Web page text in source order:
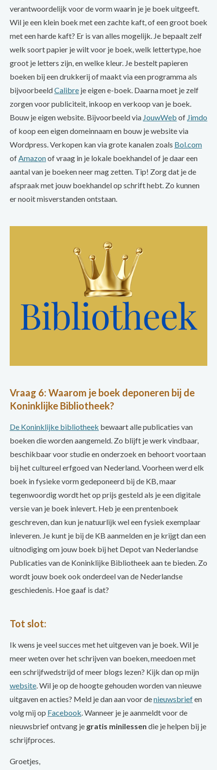
verantwoordelijk voor de vorm waarin je je boek uitgeeft.
Wil je een klein boek met een zachte kaft, of een groot boek
met een harde kaft? Er is van alles mogelijk. Je bepaalt zelf
welk soort papier je wilt voor je boek, welk lettertype, hoe
groot je letters zijn, en welke kleur. Je bestelt papieren
boeken bij een drukkerij of maakt via een programma als
bijvoorbeeldCalibre je eigen e-boek. Daarna moet je zelf
zorgen voor publiciteit, inkoop en verkoop van je boek.
Bouw je eigen website. Bijvoorbeeld via JouwWeb of Jimdo
of koop een eigen domeinnaam en bouw je website via
Wordpress. Verkopen kan via grote kanalen zoals Bol.com
of Amazonof vraag in je lokale boekhandel of je daar een
aantal van je boeken neer mag zetten. Tip! Zorg dat je de
afspraak met jouw boekhandel op schrift hebt. Zo kunnen
er nooit misverstanden ontstaan.
Vraag 6: Waarom je boek deponeren bij de
Koninklijke Bibliotheek?
De Koninklijke bibliotheek bewaart alle publicaties van
boeken die worden aangemeld. Zo blijft je werk vindbaar,
beschikbaar voor studie en onderzoek en behoort voortaan
bij het cultureel erfgoed van Nederland. Voorheen werd elk
boek in fysieke vorm gedeponeerd bij de KB, maar
tegenwoordig wordt het op prijs gesteld als je een digitale
versie van je boek inlevert. Heb je een prentenboek
geschreven, dan kun je natuurlijk wel een fysiek exemplaar
inleveren. Je kunt je bij de KB aanmelden en je krijgt dan een
uitnodiging om jouw boek bij het Depot van Nederlandse
Publicaties van de Koninklijke Bibliotheek aan te bieden. Zo
wordt jouw boek ook onderdeel van de Nederlandse
geschiedenis. Hoe gaaf is dat?
Tot slot:
Ik wens je veel succes met het uitgeven van je boek. Wil je
meer weten over het schrijven van boeken, meedoen met
een schrijfwedstrijd of meer blogs lezen? Kijk dan op mijn
website. Wil je op de hoogte gehouden worden van nieuwe
uitgaven en acties? Meld je dan aan voor denieuwsbriefen
volg mij op Facebook. Wanneer je je aanmeldt voor de
nieuwsbrief ontvang je gratis minilessen die je helpen bij je
schrijfproces.
Groetjes,